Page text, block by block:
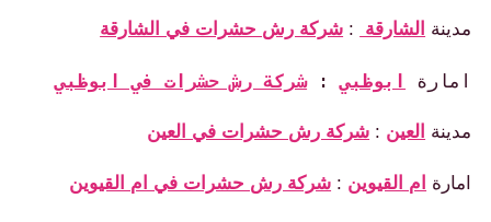
الشارقة :شركة رش حشرات في الشارقة
ابوظبي : شركة رش حشرات في ابوظبي
العين :شركة رش حشرات في العين
ام القيوين:شركة رش حشرات في ام القيوين